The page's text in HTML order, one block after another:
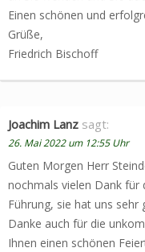
Einen schönen und
Grüße,
Friedrich Bischoff
Joachim Lanz sagt:
26. Mai 2022 um 12:55 Uhr
Guten Morgen Herr
nochmals vielen Dank für
Führung, sie hat uns
Danke auch für die
Ihnen einen schönen